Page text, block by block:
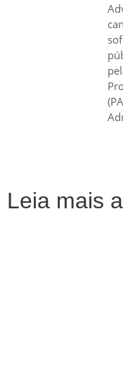
Leia mais